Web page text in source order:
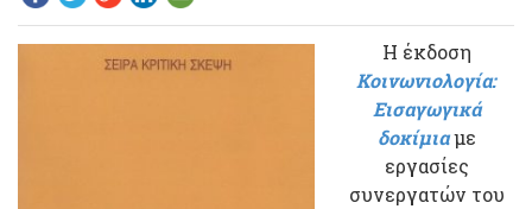
Η έκδοση
Κοινωνιολογία:
Εισαγωγικά
δοκίμιαμε
εργασίες
συνεργατών του